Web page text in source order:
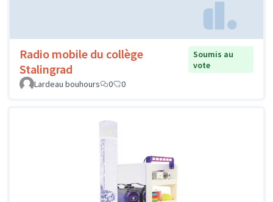
Radio mobile du collège
Stalingrad
Soumis au
vote
Lardeau bouhours
0 0